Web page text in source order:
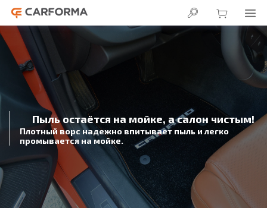
Пыль остаётся на мойке, а салон чистым!
Плотный ворс надежно впитывает пыль и легко
промывается на мойке.